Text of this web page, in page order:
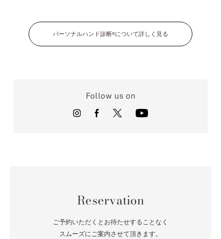
パーソナルハンド診断®について詳しく見る
Follow us on
Reservation
ご予約いただくとお待たせすることなく
スムーズにご案内させて頂きます。